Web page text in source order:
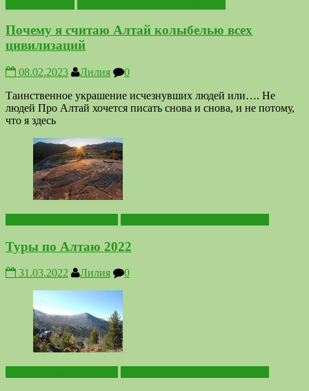
Почему я считаю Алтай колыбелью всех
цивилизаций
08.02.2023 Лилия
0
Таинственное украшение исчезнувших людей или…. Не
людей Про Алтай хочется писать снова и снова, и не потому,
что я здесь
Туры по Алтаю 2022
31.03.2022 Лилия 0